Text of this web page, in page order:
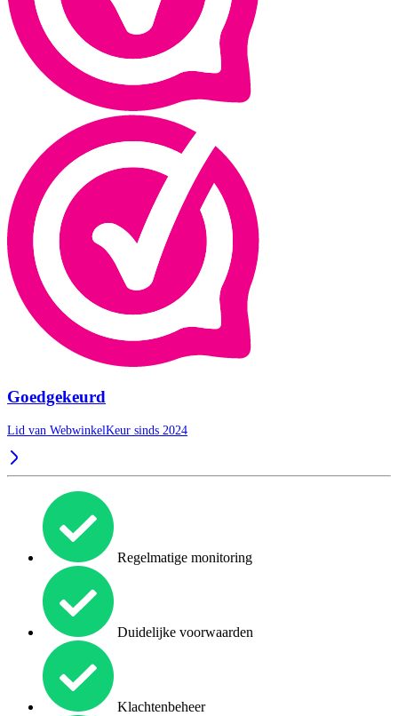
Goedgekeurd
Lid van WebwinkelKeur sinds 2024
Regelmatige monitoring
Duidelijke voorwaarden
Klachtenbeheer